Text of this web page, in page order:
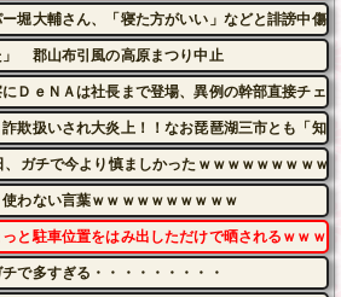
ー堀大輔さん、「寝た方がいい」などと誹謗中傷
」 郡山布引風の高原まつり中止
ＤｅＮＡは社長まで登場、異例の幹部直接チ
詐欺扱いされ大炎上！！なお琵琶湖三市とも「
、ガチで今より慎ましかったｗｗｗｗｗｗｗｗｗ
使わない言葉ｗｗｗｗｗｗｗｗｗｗ
っと駐車位置をはみ出しただけで晒されるｗｗｗ
で多すぎる・・・・・・・・・